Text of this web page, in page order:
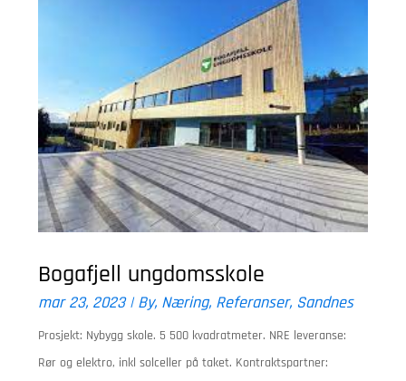
Bogafjell ungdomsskole
mar 23, 2023|By, Næring, Referanser, Sandnes
Prosjekt: Nybygg skole. 5 500 kvadratmeter. NRE leveranse:
Rør og elektro, inkl solceller på taket. Kontraktspartner: